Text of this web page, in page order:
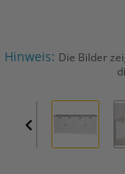
Hinweis: Die Bilder